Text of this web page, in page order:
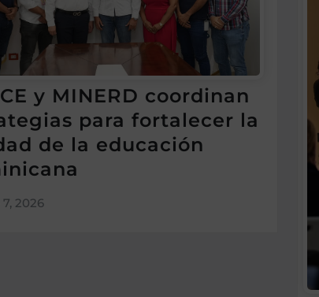
y MINERD coordinan
para fortalecer la
de la educación
2026